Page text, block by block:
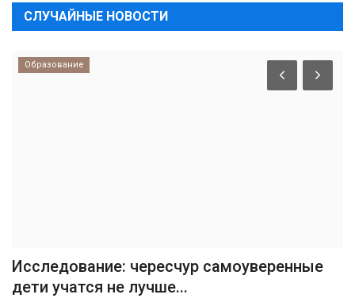
СЛУЧАЙНЫЕ НОВОСТИ
Образование
Исследование: чересчур самоуверенные
дети учатся не лучше...